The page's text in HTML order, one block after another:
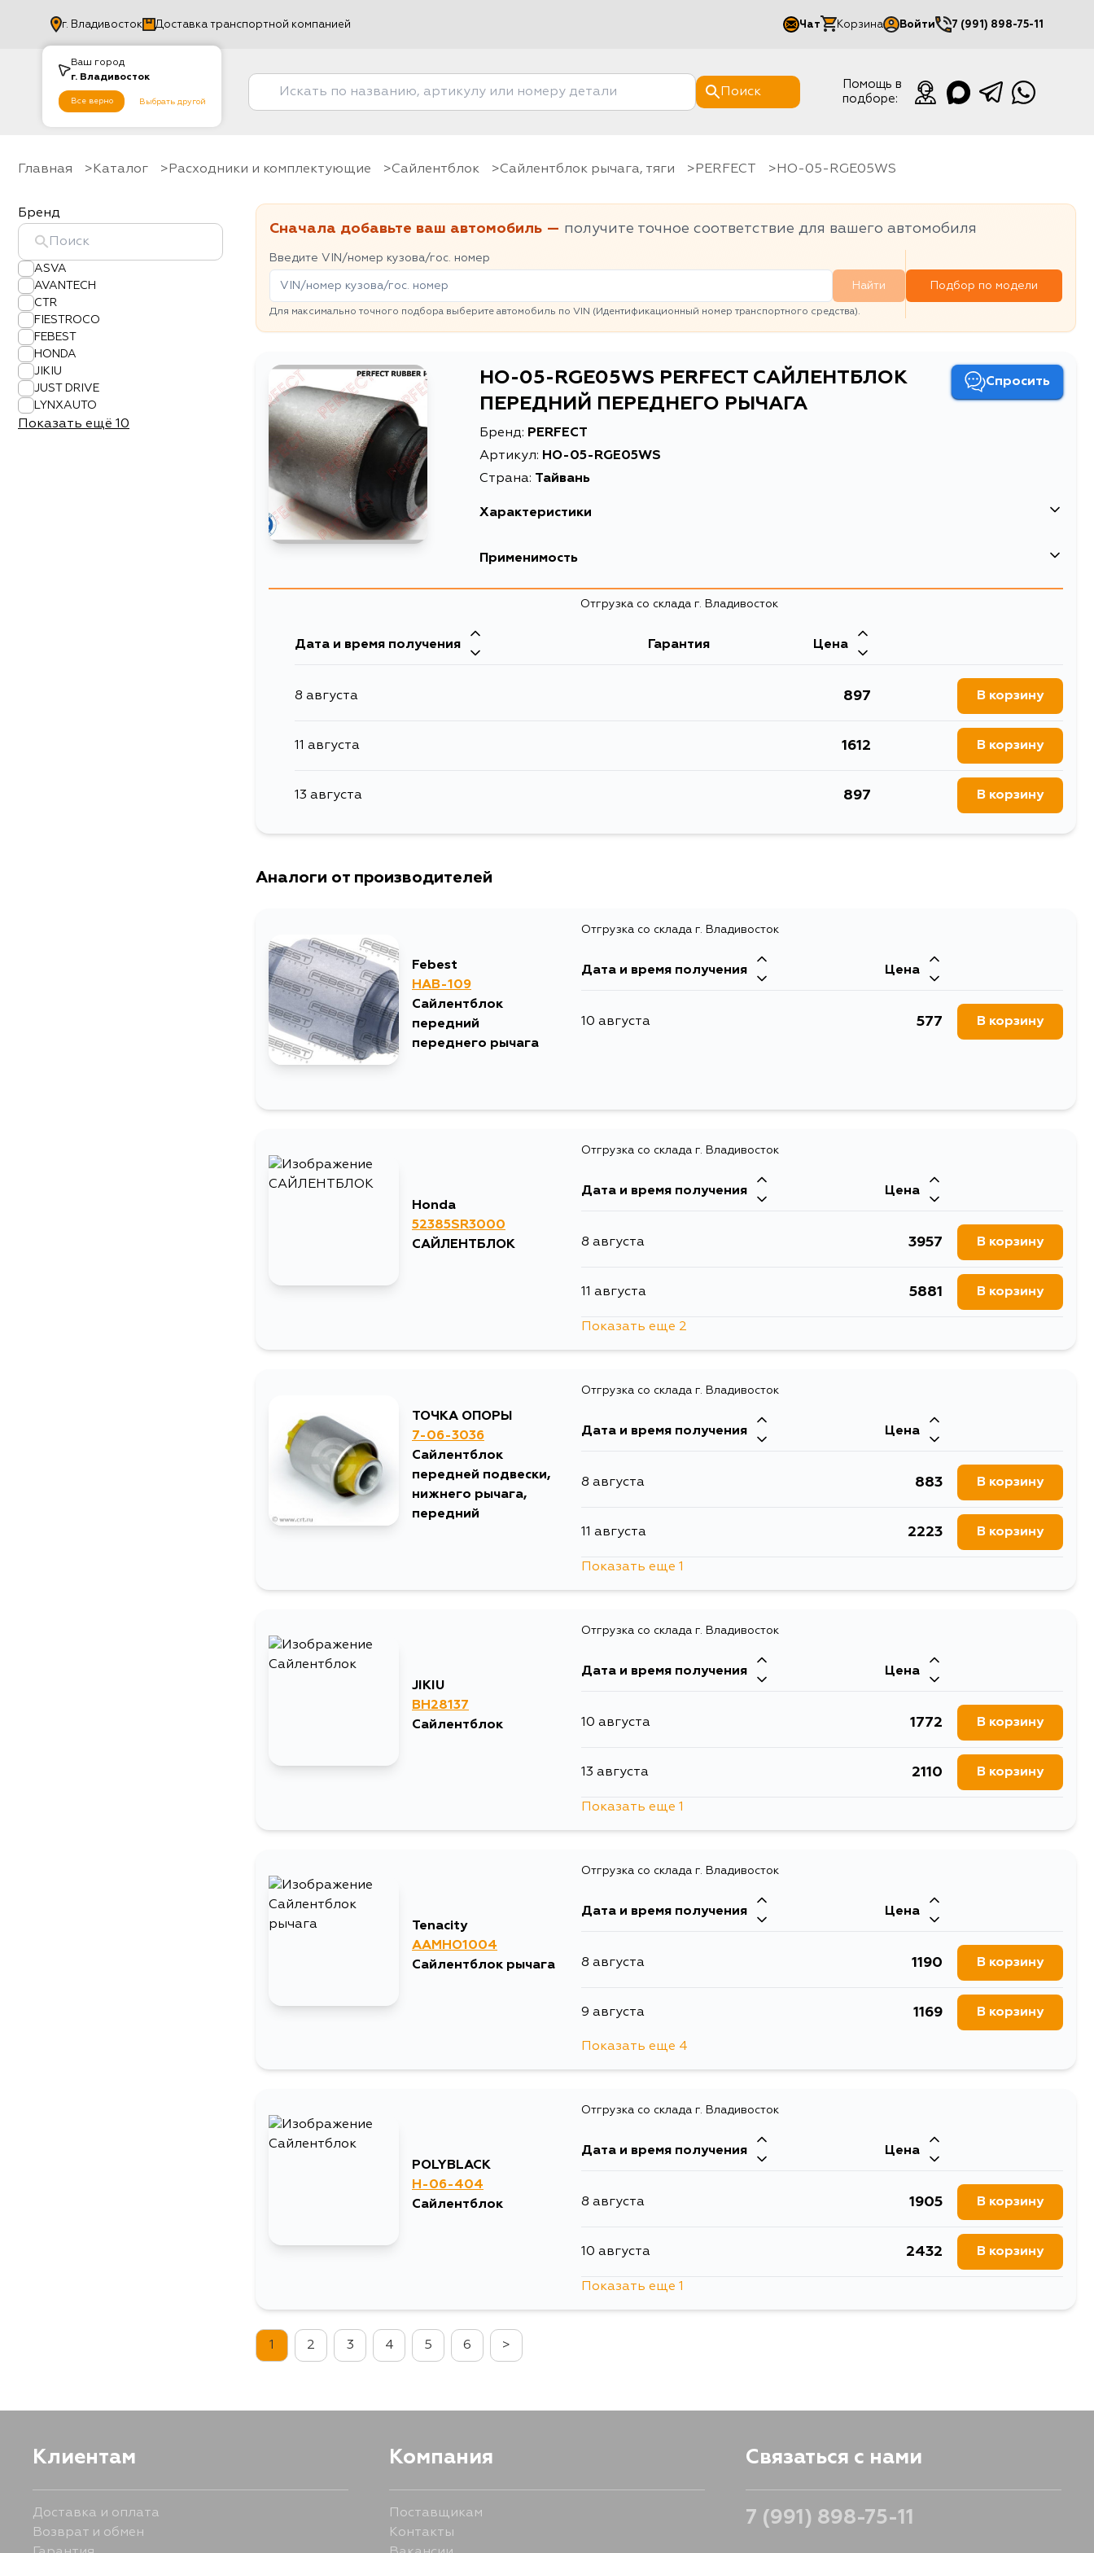
Ваш город
г. Владивосток
Все верно Выбрать другой
г. Владивосток Доставка транспортной компанией Чат Корзина Войти
Мой кабинет
7 (991) 898-75-11
Поиск
Помощь в
подборе:
Главная Каталог Расходники и комплектующие Сайлентблок Сайлентблок рычага, тяги PERFECT HO-05-RGE05WS
Бренд
ASVA
AVANTECH
CTR
FIESTROCO
FEBEST
HONDA
JIKIU
JUST DRIVE
LYNXAUTO
Показать ещё 10
Сначала добавьте ваш автомобиль — получите точное соответствие для вашего автомобиля
Введите VIN/номер кузова/гос. номер
Найти
Для максимально точного подбора выберите автомобиль по VIN (Идентификационный номер транспортного средства).
Подбор по модели
HO-05-RGE05WS PERFECT САЙЛЕНТБЛОК
ПЕРЕДНИЙ ПЕРЕДНЕГО РЫЧАГА
Спросить
Бренд: PERFECT
Артикул: HO-05-RGE05WS
Страна: Тайвань
Характеристики
Высота упаковки, мм
0.33
0.122034
Применимость
Отгрузка со склада г. Владивосток
Дата и время получения Гарантия Цена
8 августа 897 В корзину
11 августа 1612 В корзину
13 августа 897 В корзину
Аналоги от производителей
Febest
HAB-109
Сайлентблок
передний
переднего рычага
Отгрузка со склада г. Владивосток
Дата и время получения Цена
10 августа 577 В корзину
Honda
52385SR3000
САЙЛЕНТБЛОК
Отгрузка со склада г. Владивосток
Дата и время получения Цена
8 августа 3957 В корзину
11 августа 5881 В корзину
4 сентября
Показать еще 2
ТОЧКА ОПОРЫ
7-06-3036
Сайлентблок
передней подвески,
нижнего рычага,
передний
Отгрузка со склада г. Владивосток
Дата и время получения Цена
8 августа 883 В корзину
11 августа 2223 В корзину
Показать еще 1
JIKIU
BH28137
Сайлентблок
Отгрузка со склада г. Владивосток
Дата и время получения Цена
10 августа 1772 В корзину
13 августа 2110 В корзину
Показать еще 1
Tenacity
AAMHO1004
Сайлентблок рычага
Отгрузка со склада г. Владивосток
Дата и время получения Цена
8 августа 1190 В корзину
9 августа 1169 В корзину
12 августа
16 августа 1269
5 сентября 1441 В корзину
Показать еще 4
POLYBLACK
H-06-404
Сайлентблок
Отгрузка со склада г. Владивосток
Дата и время получения Цена
8 августа 1905 В корзину
10 августа 2432 В корзину
Показать еще 1
1 2 3 4 5 6 >
Клиентам
Доставка и оплата
Возврат и обмен
Компания
Поставщикам
Контакты
Связаться с нами
7 (991) 898-75-11